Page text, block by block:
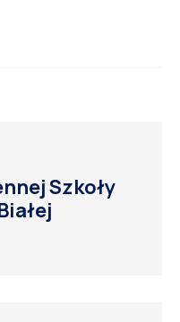
Szkoły